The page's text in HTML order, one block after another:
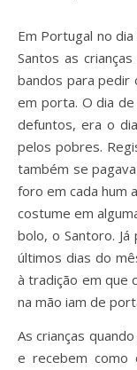
Em Portugal no
Santos as
bandos para pedir
em porta. O dia
defuntos, era o
pelos pobres.
também se
foro em cada hum
costume em
bolo, o Santoro. Já
últimos dias do
à tradição em que
na mão iam de
As crianças
e recebem como